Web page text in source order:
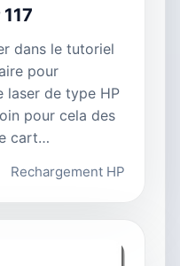
dans le tutoriel
pour
laser de type HP
pour cela des
cart…
Rechargement HP